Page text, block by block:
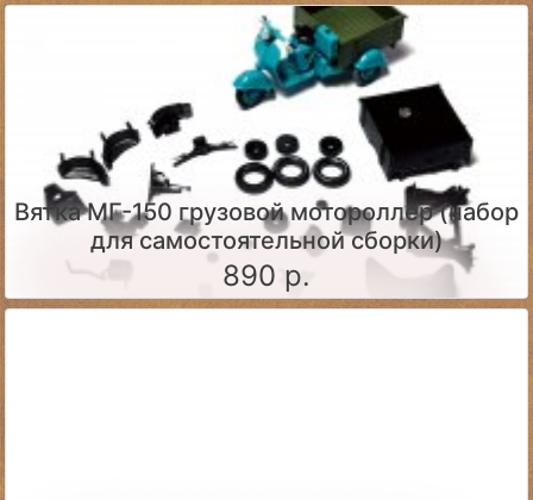
Вятка МГ-150 грузовой мотороллер (набор
для самостоятельной сборки)
890 р.